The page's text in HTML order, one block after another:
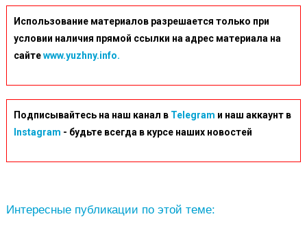
Использование материалов разрешается только при
условии наличия прямой ссылки на адрес материала на
сайтеwww.yuzhny.info.
Подписывайтесь на наш канал в Telegram и наш аккаунт в
Instagram - будьте всегда в курсе наших новостей
Интересные публикации по этой теме: